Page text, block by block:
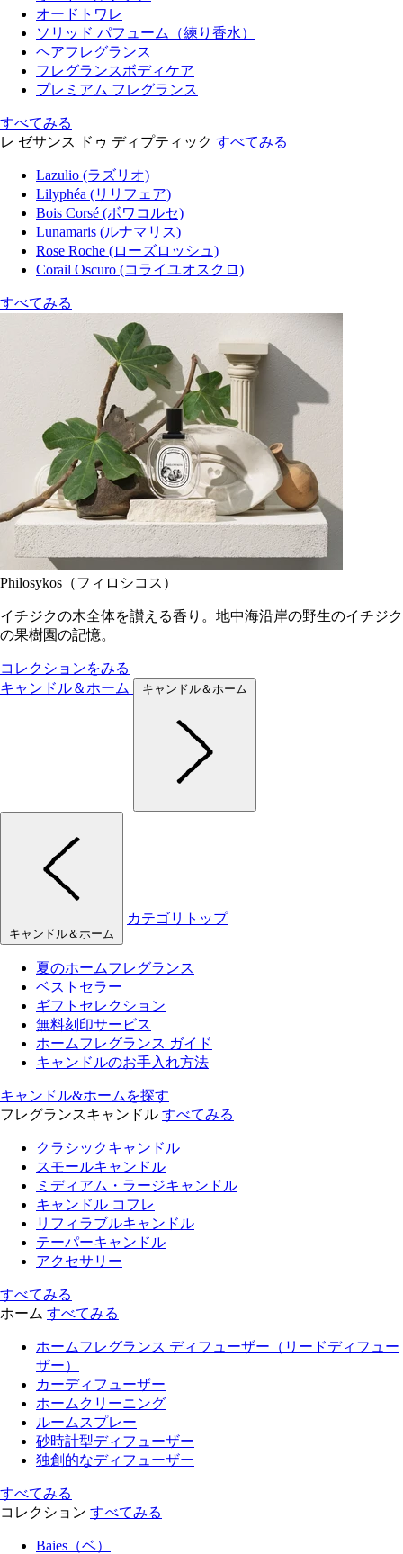
オードトワレ
ソリッド パフューム（練り香水）
ヘアフレグランス
フレグランスボディケア
プレミアム フレグランス
すべてみる
レ ゼサンス ドゥ ディプティック すべてみる
Lazulio (ラズリオ)
Lilyphéa (リリフェア)
Bois Corsé (ボワコルセ)
Lunamaris (ルナマリス)
Rose Roche (ローズロッシュ)
Corail Oscuro (コライユオスクロ)
すべてみる
Philosykos（フィロシコス）
イチジクの木全体を讃える香り。地中海沿岸の野生のイチジク
の果樹園の記憶。
コレクションをみる
キャンドル＆ホーム
キャンドル＆ホーム
キャンドル＆ホーム
カテゴリトップ
夏のホームフレグランス
ベストセラー
ギフトセレクション
無料刻印サービス
ホームフレグランス ガイド
キャンドルのお手入れ方法
キャンドル&ホームを探す
フレグランスキャンドル すべてみる
クラシックキャンドル
スモールキャンドル
ミディアム・ラージキャンドル
キャンドル コフレ
リフィラブルキャンドル
テーパーキャンドル
アクセサリー
すべてみる
ホーム すべてみる
ホームフレグランス ディフューザー（リードディフュー
ザー）
カーディフューザー
ホームクリーニング
ルームスプレー
砂時計型ディフューザー
独創的なディフューザー
すべてみる
コレクション すべてみる
Baies（ベ）